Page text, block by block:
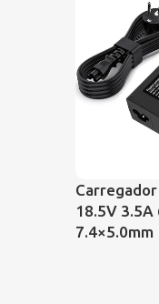
18.5V
7.4×5.0mm